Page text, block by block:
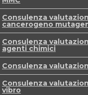
Consulenza
cancerogeno
Consulenza
agenti chimici
Consulenza
Consulenza
vibro